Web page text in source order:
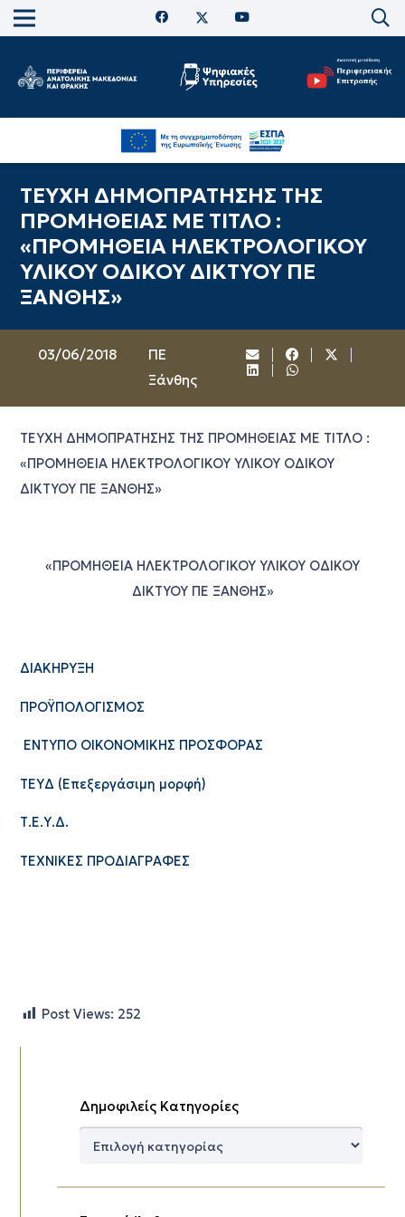
ΤΕΥΧΗ ΔΗΜΟΠΡΑΤΗΣΗΣ ΤΗΣ
ΠΡΟΜΗΘΕΙΑΣ ΜΕ ΤΙΤΛΟ :
«ΠΡΟΜΗΘΕΙΑ ΗΛΕΚΤΡΟΛΟΓΙΚΟΥ
ΥΛΙΚΟΥ ΟΔΙΚΟΥ ΔΙΚΤΥΟΥ ΠΕ
ΞΑΝΘΗΣ»
03/06/2018
ΠΕ
Ξάνθης
ΤΕΥΧΗ ΔΗΜΟΠΡΑΤΗΣΗΣ ΤΗΣ ΠΡΟΜΗΘΕΙΑΣ ΜΕ ΤΙΤΛΟ :
«ΠΡΟΜΗΘΕΙΑ ΗΛΕΚΤΡΟΛΟΓΙΚΟΥ ΥΛΙΚΟΥ ΟΔΙΚΟΥ
ΔΙΚΤΥΟΥ ΠΕ ΞΑΝΘΗΣ»
«ΠΡΟΜΗΘΕΙΑ ΗΛΕΚΤΡΟΛΟΓΙΚΟΥ ΥΛΙΚΟΥ ΟΔΙΚΟΥ
ΔΙΚΤΥΟΥ ΠΕ ΞΑΝΘΗΣ»
ΔΙΑΚΗΡΥΞΗ
ΠΡΟΫΠΟΛΟΓΙΣΜΟΣ
ΕΝΤΥΠΟ ΟΙΚΟΝΟΜΙΚΗΣ ΠΡΟΣΦΟΡΑΣ
TEYΔ (Επεξεργάσιμη μορφή)
Τ.Ε.Υ.Δ.
ΤΕΧΝΙΚΕΣ ΠΡΟΔΙΑΓΡΑΦΕΣ
Post Views: 252
Δημοφιλείς Κατηγορίες
Δημοφιλείς